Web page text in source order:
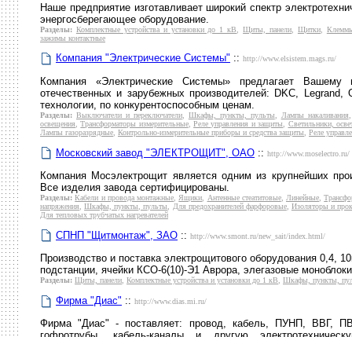
Наше предприятие изготавливает широкий спектр
энергосберегающее оборудование.
Разделы: Комплектные устройства и установки до 1 кВ ,Щиты, панели Щитки,
зажимы контактные
Компания "Электрические Системы" :: http://www.elsistem.mags.ru/
Компания «Электрические Системы» предлагает Вашему
отечественных и зарубежных производителей: DKC,
технологии, по конкурентоспособным ценам.
Разделы: Выключатели и переключатели, Шкафы, пункты, пульты Лампы накаливания
освещения ,Трансформаторы измерительные,Реле управления и защиты
Светильники,
Лампы газоразрядные Контрольно-измерительные приборы и средства защиты Реле
Московский завод "ЭЛЕКТРОЩИТ", ОАО :: http://www.moselectro.ru/
Компания Мосэлектрощит является одним из крупнейших
Все изделия завода сертифицированы.
Разделы: Кабели и провода монтажные Ящики Антенные стеатитовые, Линейные ,
напряжения ,Шкафы, пункты, пульты Для предохранителей фарфоровые, Изоляторы и
Для тепловых трубчатых нагревателей
СПНП "Щитмонтаж", ЗАО :: http://www.smont.ru/new_sait/index.html/
Производство и поставка электрощитового оборудования
подстанции, ячейки КСО-6(10)-Э1 Аврора, элегазовые
Разделы: Щиты, панели Комплектные устройства и установки до 1 кВ Шкафы, пункты,
Фирма "Диас" :: http://www.dias.mi.ru/
Фирма "Диас" - поставляет: провод, кабель, ПУНП, ВВГ,